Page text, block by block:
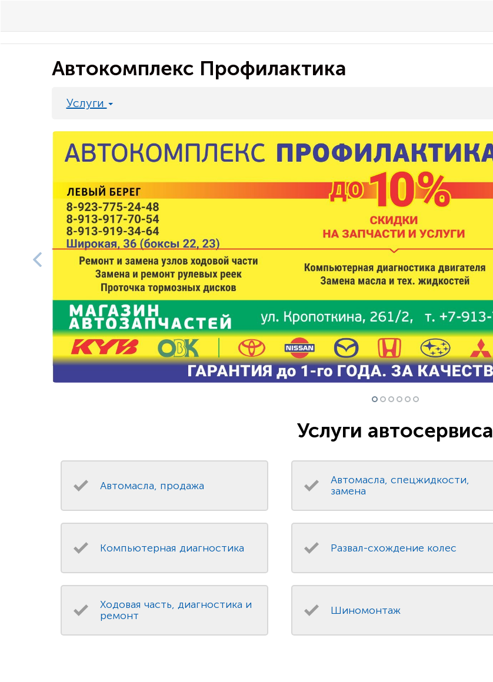
Автокомплекс Профилактика
Услуги
Услуги автосервиса
Автомасла, продажа
Автомасла, спецжидкости,
замена
Компьютерная диагностика Развал-схождение колес
Ходовая часть, диагностика и
ремонт
Шиномонтаж